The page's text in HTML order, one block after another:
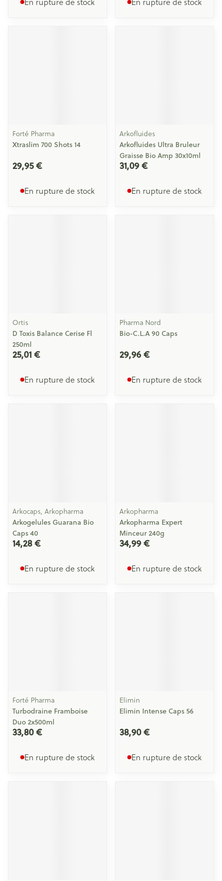
Forté Pharma
Xtraslim 700 Shots 14
29,95 €
En rupture de stock
Arkofluides
Arkofluides Ultra Bruleur
Graisse Bio Amp 30x10ml
31,09 €
En rupture de stock
Ortis
D Toxis Balance Cerise Fl
250ml
25,01 €
En rupture de stock
Pharma Nord
Bio-C.L.A 90 Caps
29,96 €
En rupture de stock
Arkocaps, Arkopharma
Arkogelules Guarana Bio
Caps 40
14,28 €
En rupture de stock
Arkopharma
Arkopharma Expert
Minceur 240g
34,99 €
En rupture de stock
Forté Pharma
Turbodraine Framboise
Duo 2x500ml
33,80 €
En rupture de stock
Elimin
Elimin Intense Caps 56
38,90 €
En rupture de stock